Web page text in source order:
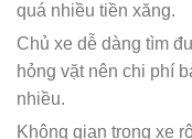
quá nhiều tiền xăng.
Chủ xe dễ dàng tìm
hỏng vặt nên chi phí
nhiều.
Không gian trong xe